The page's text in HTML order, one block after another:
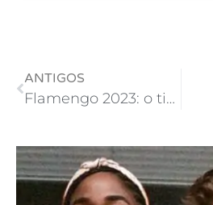
ANTIGOS
Flamengo 2023: o time terminou o ano exatamente do mesmo jeito que começou